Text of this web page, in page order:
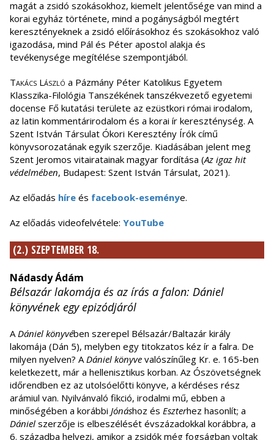
magát a zsidó szokásokhoz, kiemelt jelentősége van mind a
korai egyház története, mind a pogányságból megtért
keresztényeknek a zsidó előírásokhoz és szokásokhoz való
igazodása, mind Pál és Péter apostol alakja és
tevékenysége megítélése szempontjából.
Takács László a Pázmány Péter Katolikus Egyetem
Klasszika-Filológia Tanszékének tanszékvezető egyetemi
docense Fő kutatási területe az ezüstkori római irodalom,
az latin kommentárirodalom és a korai ír kereszténység. A
Szent István Társulat Ókori Keresztény Írók című
könyvsorozatának egyik szerzője. Kiadásában jelent meg
Szent Jeromos vitairatainak magyar fordítása (Az igaz hit
védelmében, Budapest: Szent István Társulat, 2021).
Az előadás híre és facebook-eseménye.
Az előadás videofelvétele: YouTube
(2.) SZEPTEMBER 18.
Nádasdy Ádám
Bélsazár lakomája és az írás a falon: Dániel
könyvének egy epizódjáról
ADániel könyvében szerepel Bélsazár/Baltazár király
lakomája (Dán 5), melyben egy titokzatos kéz ír a falra. De
milyen nyelven? ADániel könyve valószínűleg Kr. e. 165-ben
keletkezett, már a hellenisztikus korban. Az Ószövetségnek
időrendben ez az utolsóelőtti könyve, a kérdéses rész
arámiul van. Nyilvánvaló fikció, irodalmi mű, ebben a
minőségében a korábbi Jónáshoz és Eszterhez hasonlít; a
Dániel szerzője is elbeszélését évszázadokkal korábbra, a
6. századba helyezi, amikor a zsidók még fogságban voltak